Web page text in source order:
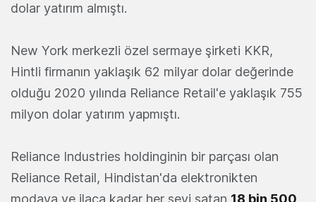
dolar yatırım almıştı.
New York merkezli özel sermaye şirketi KKR,
Hintli firmanın yaklaşık 62 milyar dolar değerinde
olduğu 2020 yılında Reliance Retail'e yaklaşık 755
milyon dolar yatırım yapmıştı.
Reliance Industries holdinginin bir parçası olan
Reliance Retail, Hindistan'da elektronikten
modaya ve ilaca kadar her şeyi satan 18 bin 500